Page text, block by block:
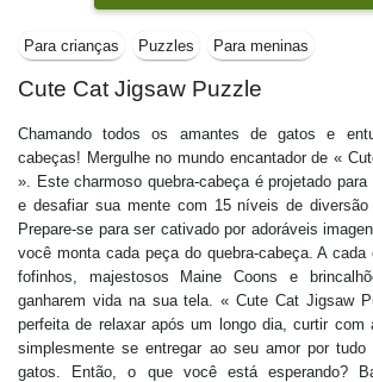
Para crianças Puzzles Para meninas
Cute Cat Jigsaw Puzzle
Chamando todos os amantes de gatos e
cabeças! Mergulhe no mundo encantador de «
». Este charmoso quebra-cabeça é projetado
e desafiar sua mente com 15 níveis de
Prepare-se para ser cativado por adoráveis
você monta cada peça do quebra-cabeça. A
fofinhos, majestosos Maine Coons e
ganharem vida na sua tela. « Cute Cat Jigsaw
perfeita de relaxar após um longo dia, curtir com
simplesmente se entregar ao seu amor por
gatos. Então, o que você está esperando?